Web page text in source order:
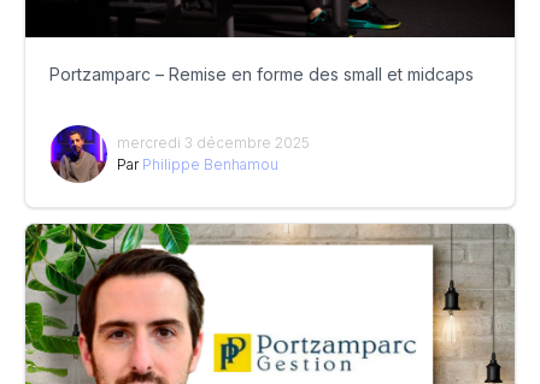
Portzamparc – Remise en forme des small et midcaps
mercredi 3 décembre 2025
Par Philippe Benhamou